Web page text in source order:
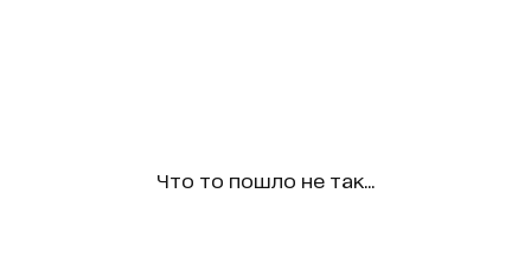
Что то пошло не так...